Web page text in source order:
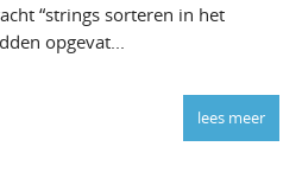
“strings sorteren in het
opgevat...
lees meer